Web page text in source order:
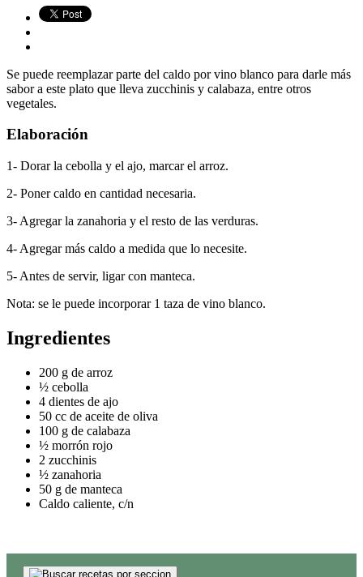
Se puede reemplazar parte del caldo por vino blanco para darle más
sabor a este plato que lleva zucchinis y calabaza, entre otros
vegetales.
Elaboración
1- Dorar la cebolla y el ajo, marcar el arroz.
2- Poner caldo en cantidad necesaria.
3- Agregar la zanahoria y el resto de las verduras.
4- Agregar más caldo a medida que lo necesite.
5- Antes de servir, ligar con manteca.
Nota: se le puede incorporar 1 taza de vino blanco.
Ingredientes
200 g de arroz
½ cebolla
4 dientes de ajo
50 cc de aceite de oliva
100 g de calabaza
½ morrón rojo
2 zucchinis
½ zanahoria
50 g de manteca
Caldo caliente, c/n